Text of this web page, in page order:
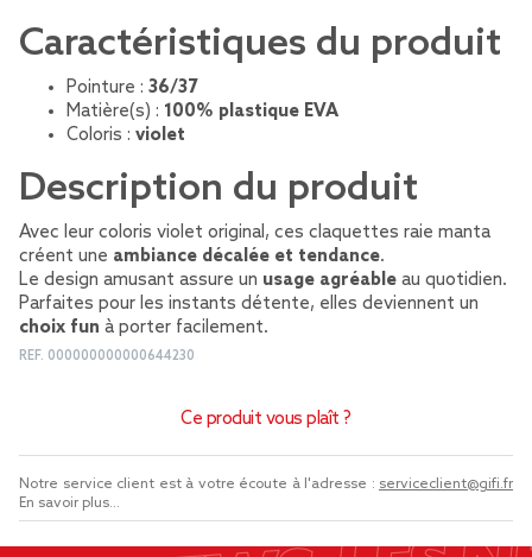
Caractéristiques du produit
Pointure : 36/37
Matière(s) : 100% plastique EVA
Coloris : violet
Description du produit
Avec leur coloris violet original, ces claquettes raie manta
créent une ambiance décalée et tendance.
Le design amusant assure un usage agréable au quotidien.
Parfaites pour les instants détente, elles deviennent un
choix fun à porter facilement.
REF. 000000000000644230
Ce produit vous plaît ?
Notre service client est à votre écoute à l'adresse : serviceclient@gifi.fr
En savoir plus...